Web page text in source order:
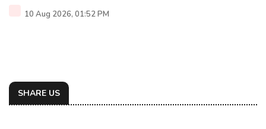
10 Aug 2026, 01:52 PM
SHARE US